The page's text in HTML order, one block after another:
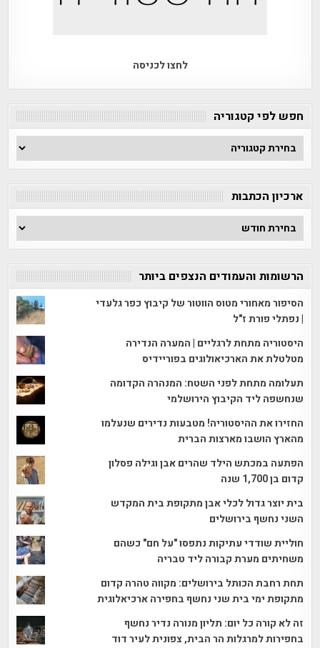
לחצו לכניסה
חפש לפי קטגוריה
חפש
לפי
ארכיון הכתבות
ארכיון
הכתבות
הרשומות והעמודים הנצפים ביותר
הסיפור מאחורי מטוס הווטור של קיבוץ כפר גלעדי
| נפתלי פורת ז"ל
היסטוריה מתחת לרגליים | המערה הנדירה
מטלטלת את הארכיאולוגים בפוריידיס
תעלומה מתחת לפני השטח: המנהרה הקדומה
שנחשפה ליד הקיבוץ הירושלמי
החזירו את ההיסטוריה! מטבעות נדירים שנעלמו
מהארץ הושבו מארצות הברית
הפתעה במכתש הילד שהרים אבן וגילה פסלון
קדום בן 1,700 שנה
בית יוצר גדול לכלי אבן מתקופת בית המקדש
השני נחשף בירושלים
חוליית שודדי עתיקות נתפסו "על חם" כשהם
משחיתים מערת קבורה ליד טבריה
תחת רחבת הכותל בירושלים: מקווה טהרה קדום
מתקופת ימי בית שני נחשף בחפירה ארכיאלוגית
זה לא קורה כל יום: תליון מנורה נדיר נחשף
בחפירות למרגלות הר הבית, צפונית לעיר דוד